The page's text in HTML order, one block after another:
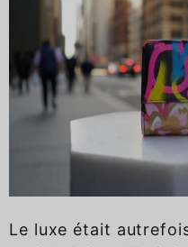
Le luxe était